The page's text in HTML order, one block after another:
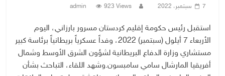
7 سبتمبر، 2022 admin 923 Views
استقبل رئيس حكومة إقليم كردستان مسرور بارزاني، اليوم
الأربعاء 7 أيلول (سبتمبر) 2022، وفداً عسكرياً بريطانياً برئاسة كبير
مستشاري وزارة الدفاع البريطانية لشؤون الشرق الأوسط وشمال
أفريقيا المارشال سامي سامبسون. وشهد اللقاء، التباحث بشأن